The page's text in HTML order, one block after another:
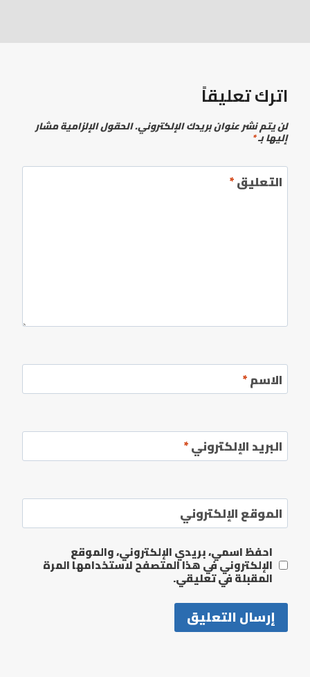
اترك تعليقاً
لن يتم نشر عنوان بريدك الإلكتروني.الحقول الإلزامية مشار
إليها بـ*
التعليق*
الاسم*
البريد الإلكتروني*
الموقع الإلكتروني
احفظ اسمي، بريدي الإلكتروني، والموقع
الإلكتروني في هذا المتصفح لاستخدامها المرة
المقبلة في تعليقي.